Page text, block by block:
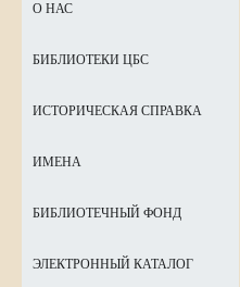
О НАС
БИБЛИОТЕКИ ЦБС
ИСТОРИЧЕСКАЯ СПРАВКА
ИМЕНА
БИБЛИОТЕЧНЫЙ ФОНД
ЭЛЕКТРОННЫЙ КАТАЛОГ